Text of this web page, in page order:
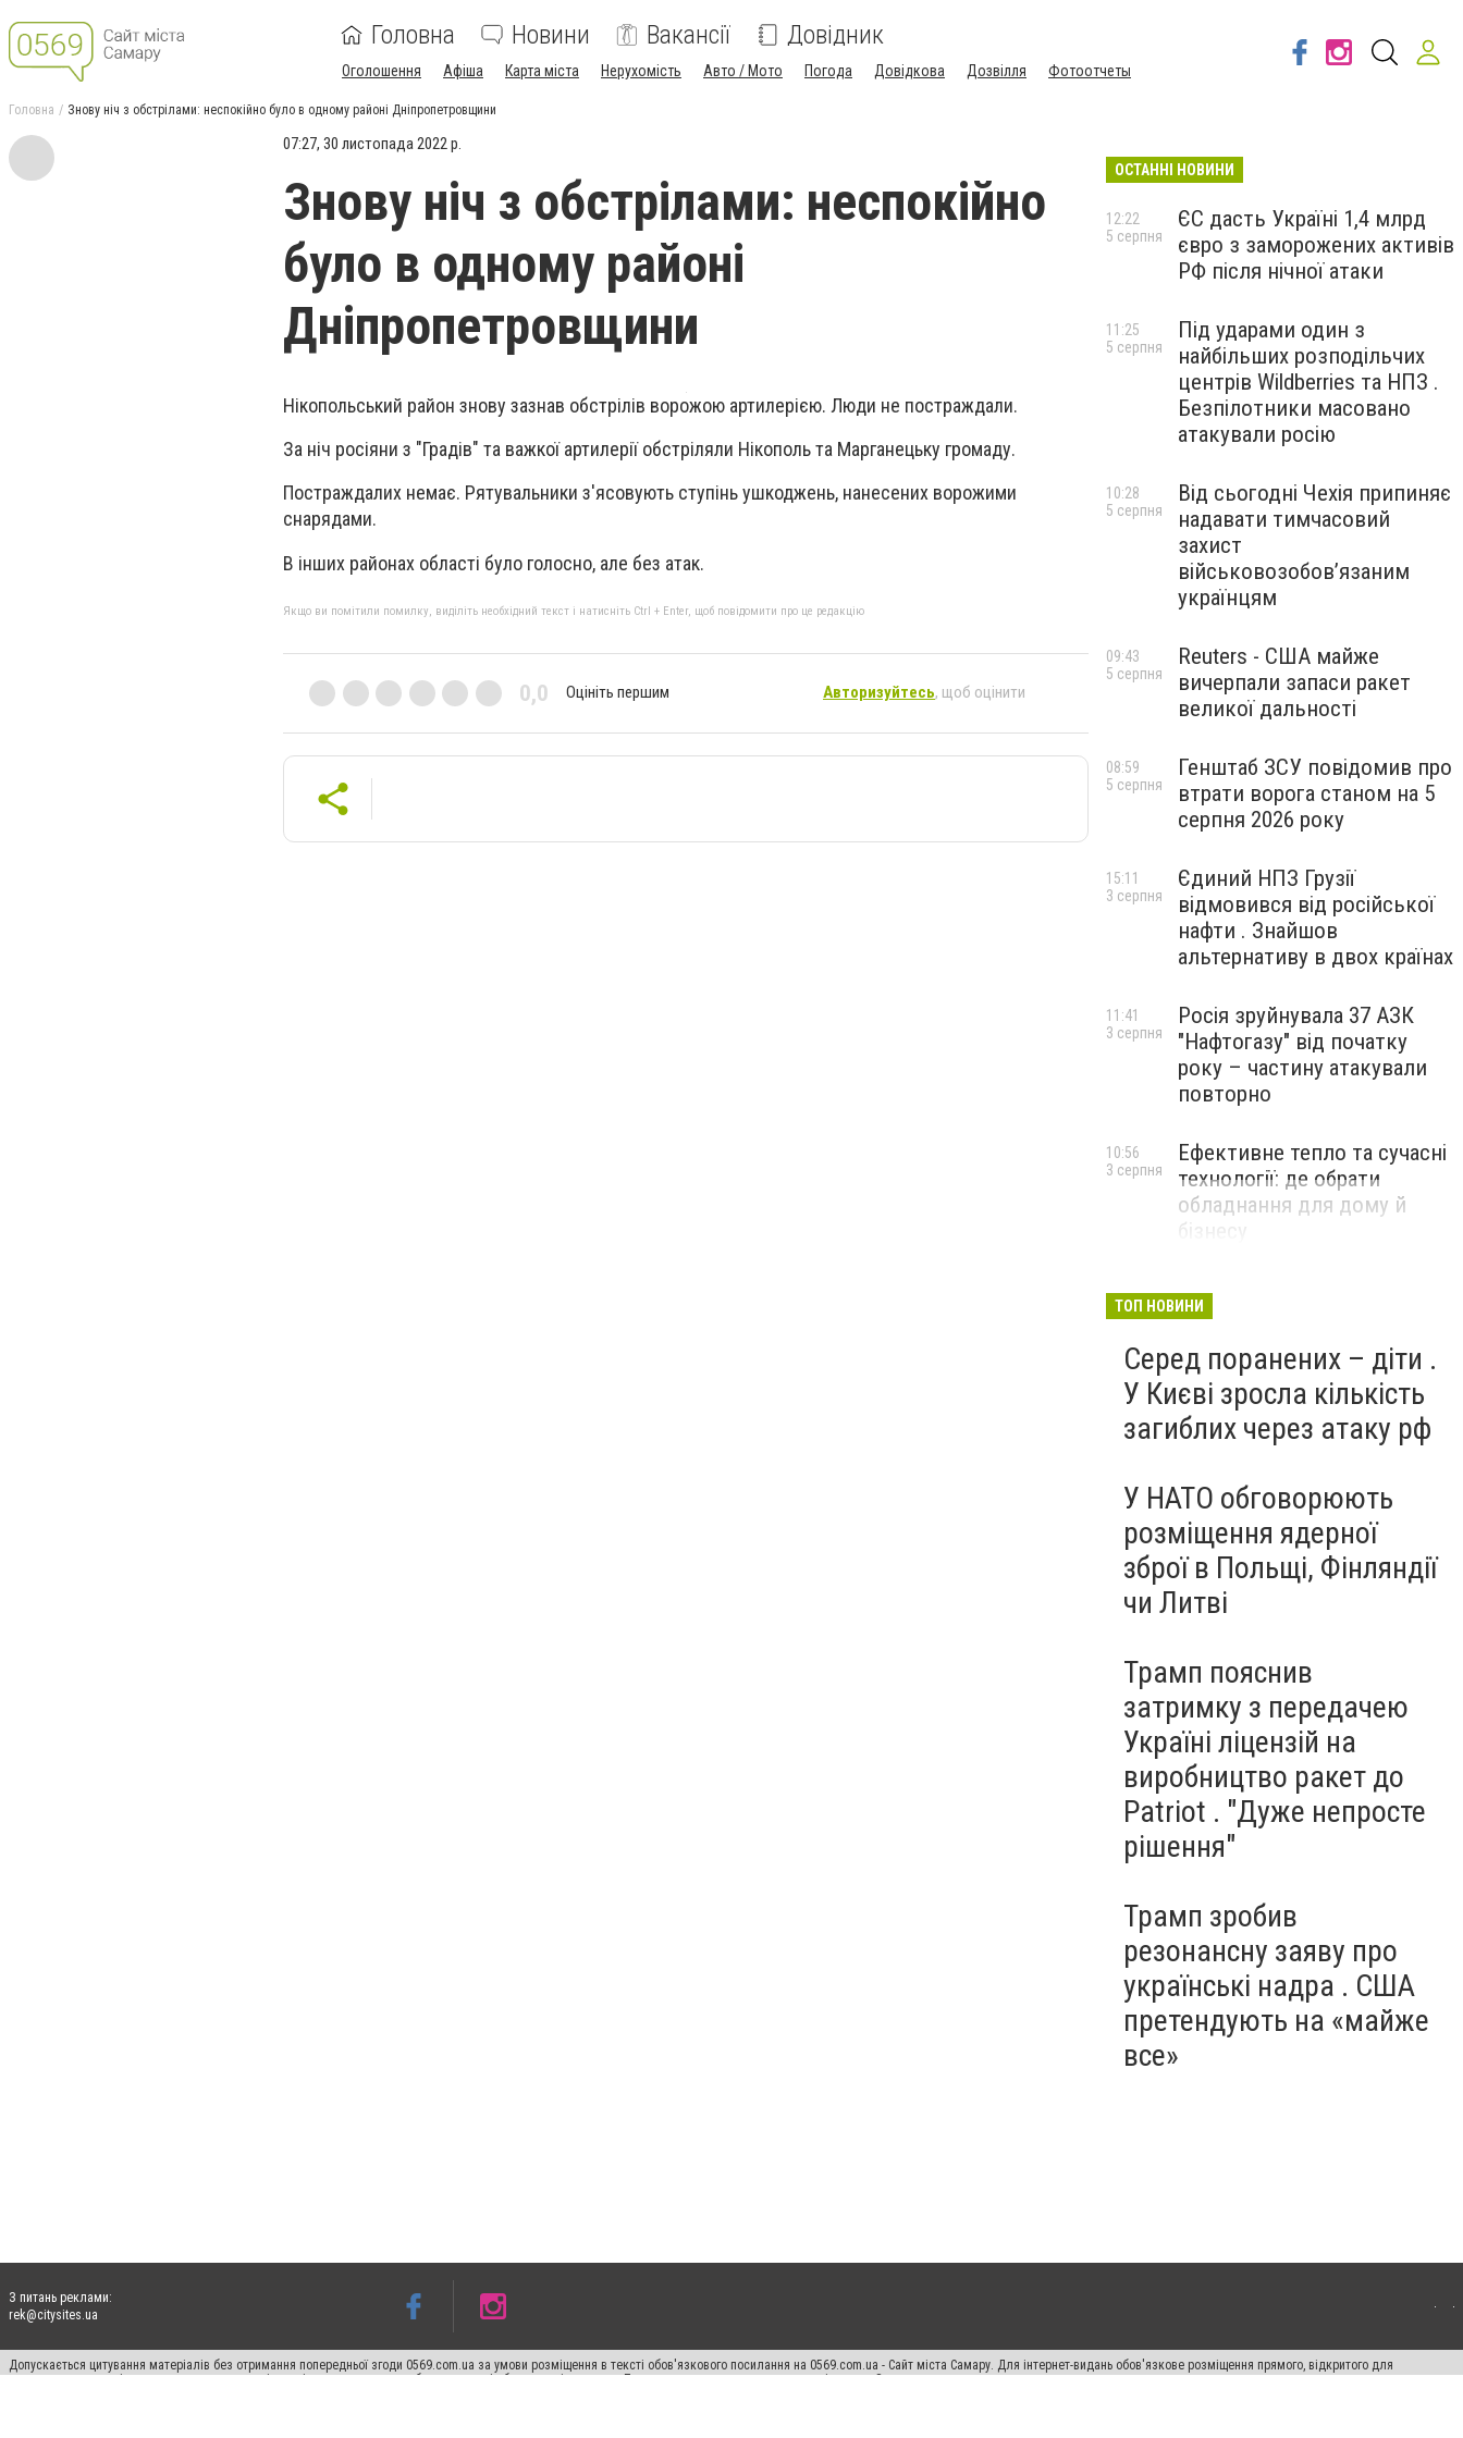
Головна Новини Вакансії Довідник
Оголошення Афіша Карта міста Нерухомість Авто / Мото Погода Довідкова Дозвілля Фотоотчеты
Головна Знову ніч з обстрілами: неспокійно було в одному районі Дніпропетровщини
07:27, 30 листопада 2022 р.
Знову ніч з обстрілами: неспокійно
було в одному районі
Дніпропетровщини
Нікопольський район знову зазнав обстрілів ворожою артилерією. Люди не постраждали.
За ніч росіяни з "Градів" та важкої артилерії обстріляли Нікополь та Марганецьку громаду.
Постраждалих немає. Рятувальники з'ясовують ступінь ушкоджень, нанесених ворожими
снарядами.
В інших районах області було голосно, але без атак.
Якщо ви помітили помилку, виділіть необхідний текст і натисніть Ctrl + Enter, щоб повідомити про це редакцію
0,0 Оцініть першим Авторизуйтесь, щоб оцінити
ОСТАННІ НОВИНИ
ЄС дасть Україні 1,4 млрд
євро з заморожених активів
РФ після нічної атаки
12:22
5 серпня
Під ударами один з
найбільших розподільчих
центрів Wildberries та НПЗ .
Безпілотники масовано
атакували росію
11:25
5 серпня
Від сьогодні Чехія припиняє
надавати тимчасовий
захист
військовозобов’язаним
українцям
10:28
5 серпня
Reuters - США майже
вичерпали запаси ракет
великої дальності
09:43
5 серпня
Генштаб ЗСУ повідомив про
втрати ворога станом на 5
серпня 2026 року
08:59
5 серпня
Єдиний НПЗ Грузії
відмовився від російської
нафти . Знайшов
альтернативу в двох країнах
15:11
3 серпня
Росія зруйнувала 37 АЗК
"Нафтогазу" від початку
року – частину атакували
повторно
11:41
3 серпня
Ефективне тепло та сучасні
технології: де обрати
обладнання для дому й
бізнесу
10:56
3 серпня
ТОП НОВИНИ
Серед поранених – діти .
У Києві зросла кількість
загиблих через атаку рф
У НАТО обговорюють
розміщення ядерної
зброї в Польщі, Фінляндії
чи Литві
Трамп пояснив
затримку з передачею
Україні ліцензій на
виробництво ракет до
Patriot . "Дуже непросте
рішення"
Трамп зробив
резонансну заяву про
українські надра . США
претендують на «майже
все»
З питань реклами:
rek@citysites.ua
Допускається цитування матеріалів без отримання попередньої згоди 0569.com.ua за умови розміщення в тексті обов'язкового посилання на 0569.com.ua - Сайт міста Самару. Для інтернет-видань обов'язкове розміщення прямого, відкритого для
пошукових систем гіперпосилання на цитовані статті не нижче другого абзацу в тексті або в якості джерела. Порушення виняткових прав переслідується Законом.